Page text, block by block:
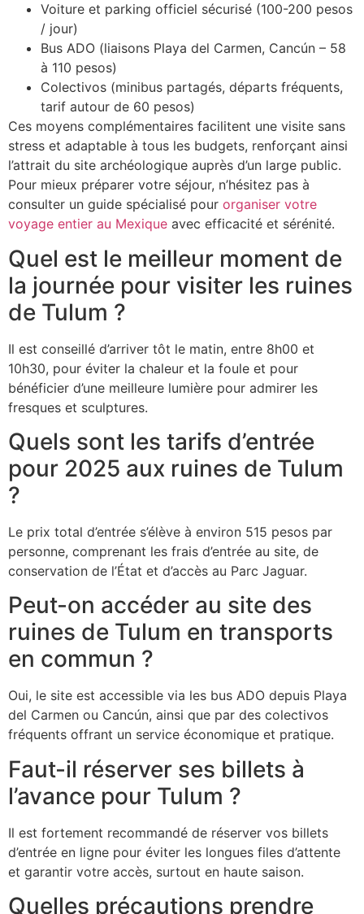
Voiture et parking officiel sécurisé (100-200 pesos
/ jour)
Bus ADO (liaisons Playa del Carmen, Cancún – 58
à 110 pesos)
Colectivos (minibus partagés, départs fréquents,
tarif autour de 60 pesos)
Ces moyens complémentaires facilitent une visite sans
stress et adaptable à tous les budgets, renforçant ainsi
l’attrait du site archéologique auprès d’un large public.
Pour mieux préparer votre séjour, n’hésitez pas à
consulter un guide spécialisé pour organiser votre
voyage entier au Mexique avec efficacité et sérénité.
Quel est le meilleur moment de
la journée pour visiter les ruines
de Tulum ?
Il est conseillé d’arriver tôt le matin, entre 8h00 et
10h30, pour éviter la chaleur et la foule et pour
bénéficier d’une meilleure lumière pour admirer les
fresques et sculptures.
Quels sont les tarifs d’entrée
pour 2025 aux ruines de Tulum
?
Le prix total d’entrée s’élève à environ 515 pesos par
personne, comprenant les frais d’entrée au site, de
conservation de l’État et d’accès au Parc Jaguar.
Peut-on accéder au site des
ruines de Tulum en transports
en commun ?
Oui, le site est accessible via les bus ADO depuis Playa
del Carmen ou Cancún, ainsi que par des colectivos
fréquents offrant un service économique et pratique.
Faut-il réserver ses billets à
l’avance pour Tulum ?
Il est fortement recommandé de réserver vos billets
d’entrée en ligne pour éviter les longues files d’attente
et garantir votre accès, surtout en haute saison.
Quelles précautions prendre